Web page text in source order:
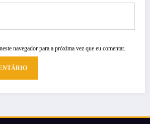
navegador para a próxima vez que eu comentar.